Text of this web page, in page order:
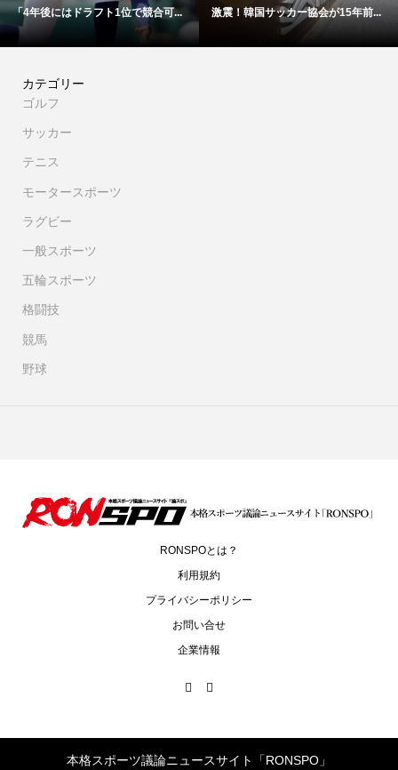
激震！韓国サッカー協会が15年前... 【映像】これが4年後ドラ1間違い
カテゴリー
ゴルフ
サッカー
テニス
モータースポーツ
ラグビー
一般スポーツ
五輪スポーツ
格闘技
競馬
野球
RONSPOとは？
利用規約
プライバシーポリシー
お問い合せ
企業情報
本格スポーツ議論ニュースサイト「RONSPO」